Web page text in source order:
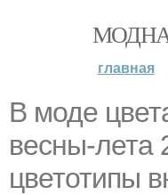
главная
В моде
весны-лета
цветотипы